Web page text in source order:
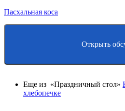
Пасхальная коса
Открыть
Еще из «Праздничный стол»
хлебопечке